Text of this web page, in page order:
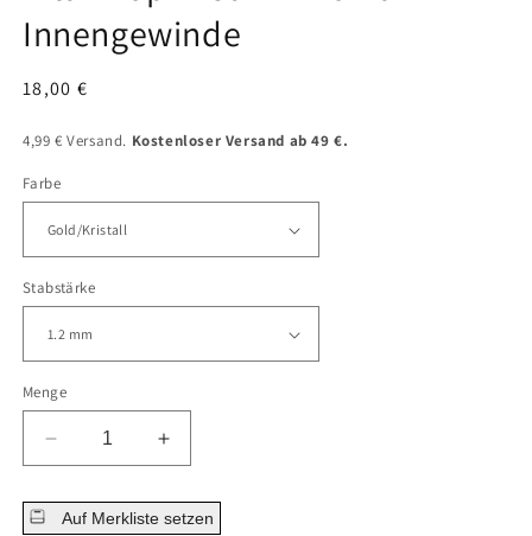
Innengewinde
Normaler
18,00 €
4,99 € Versand. Kostenloser Versand ab 49 €.
Farbe
Stabstärke
Menge
Menge
für
Titan
Top
Menge
für
Titan
Top
Auf Merkliste setzen